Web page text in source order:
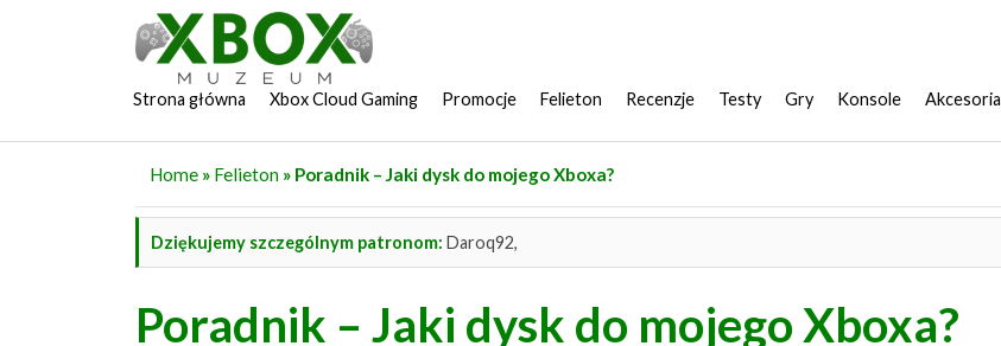
Strona główna Xbox Cloud Gaming Promocje Felieton Recenzje Testy Gry Konsole Akcesoria
Home » Felieton » Poradnik – Jaki dysk do mojego Xboxa?
Dziękujemy szczególnym patronom: Daroq92,
Poradnik – Jaki dysk do mojego Xboxa?